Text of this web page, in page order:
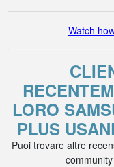
Watch
LORO
PLUS
Puoi trovare altre